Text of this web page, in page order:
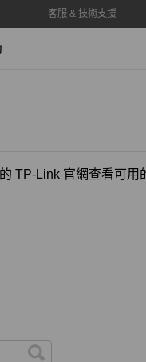
客服 & 技術支援
TP-Link 官網查看可用